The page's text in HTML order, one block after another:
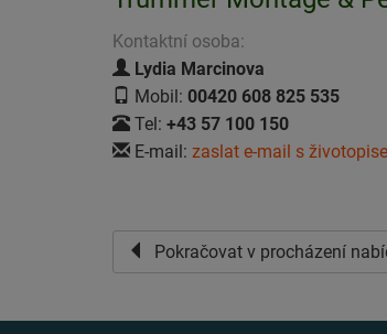
Kontaktní osoba:
Lydia Marcinova
Mobil: 00420 608 825 535
Tel: +43 57 100 150
E-mail: zaslat e-mail s
Pokračovat v procházení